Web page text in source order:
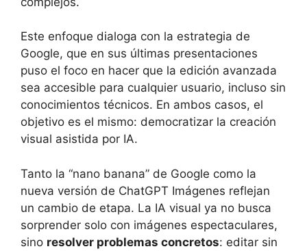
Este enfoque dialoga con la estrategia de
Google, que en sus últimas presentaciones
puso el foco en hacer que la edición avanzada
sea accesible para cualquier usuario, incluso sin
conocimientos técnicos. En ambos casos, el
objetivo es el mismo: democratizar la creación
visual asistida por IA.
Tanto la “nano banana” de Google como la
nueva versión de ChatGPT Imágenes reflejan
un cambio de etapa. La IA visual ya no busca
sorprender solo con imágenes espectaculares,
sino resolver problemas concretos: editar sin